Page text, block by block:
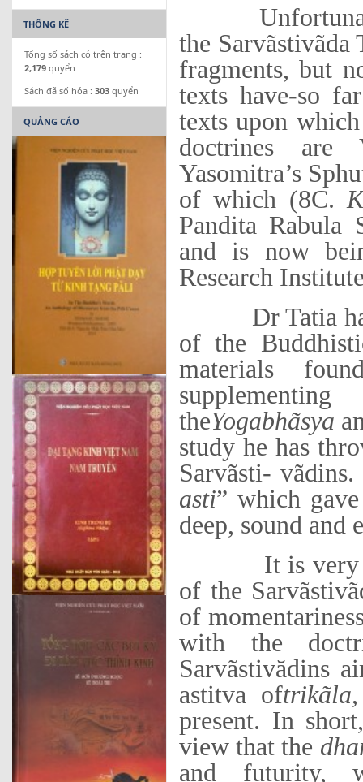
the Sarvãstivãda
fragments, but
texts have-so
texts upon
doctrines are
Yasomitra’s
of which (8C.
Pandita Rabula
and is now
Research
Dr Tatia has
of the
materials
theYogabhãsya
study he has
Sarvãsti-
asti” which
deep, sound and
It is very
of the
of
with the
Sarvãstivădins
astitva oftrikãla
present. In
view that the
and futurity,
THỐNG KÊ
Tổng số sách có trên trang :
2,179 quyển
Sách đã số hóa : 303 quyển
QUẢNG CÁO